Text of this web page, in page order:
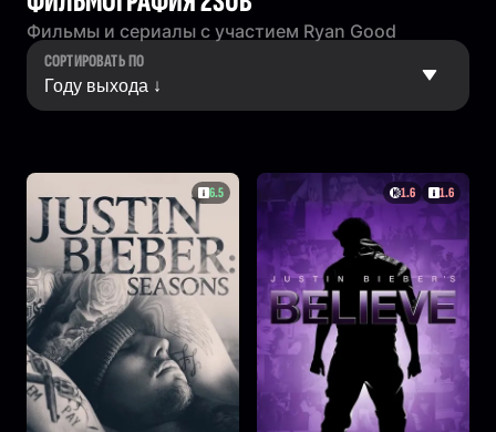
Фильмы и сериалы с участием Ryan Good
СОРТИРОВАТЬ ПО
6.5 1.6 1.6